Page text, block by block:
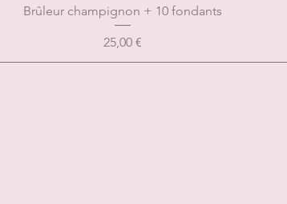
Brûleur champignon + 10 fondants
Prix
25,00 €